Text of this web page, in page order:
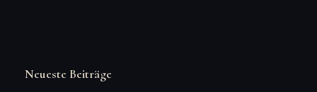
Neueste Beiträge